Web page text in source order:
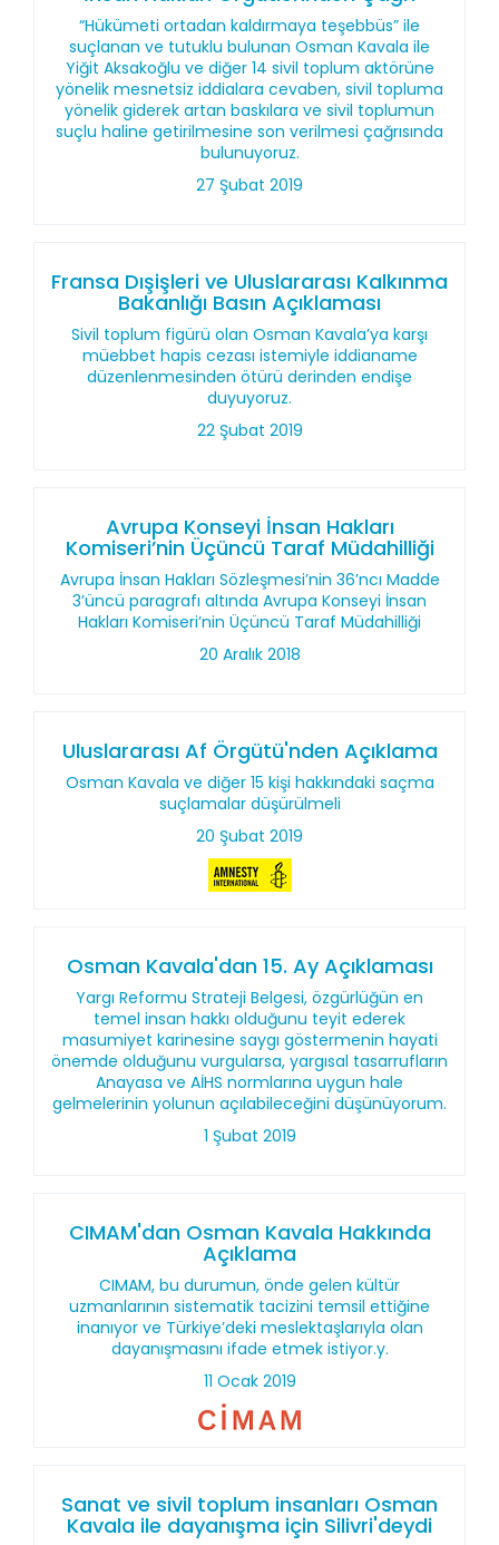
“Hükümeti ortadan kaldırmaya teşebbüs” ile
suçlanan ve tutuklu bulunan Osman Kavala ile
Yiğit Aksakoğlu ve diğer 14 sivil toplum aktörüne
yönelik mesnetsiz iddialara cevaben, sivil topluma
yönelik giderek artan baskılara ve sivil toplumun
suçlu haline getirilmesine son verilmesi çağrısında
bulunuyoruz.
27 Şubat 2019
Fransa Dışişleri ve Uluslararası Kalkınma
Bakanlığı Basın Açıklaması
Sivil toplum figürü olan Osman Kavala’ya karşı
müebbet hapis cezası istemiyle iddianame
düzenlenmesinden ötürü derinden endişe
duyuyoruz.
22 Şubat 2019
Avrupa Konseyi İnsan Hakları
Komiseri’nin Üçüncü Taraf Müdahilliği
Avrupa İnsan Hakları Sözleşmesi’nin 36’ncı Madde
3’üncü paragrafı altında Avrupa Konseyi İnsan
Hakları Komiseri’nin Üçüncü Taraf Müdahilliği
20 Aralık 2018
Uluslararası Af Örgütü'nden Açıklama
Osman Kavala ve diğer 15 kişi hakkındaki saçma
suçlamalar düşürülmeli
20 Şubat 2019
Osman Kavala'dan 15. Ay Açıklaması
Yargı Reformu Strateji Belgesi, özgürlüğün en
temel insan hakkı olduğunu teyit ederek
masumiyet karinesine saygı göstermenin hayati
önemde olduğunu vurgularsa, yargısal tasarrufların
Anayasa ve AİHS normlarına uygun hale
gelmelerinin yolunun açılabileceğini düşünüyorum.
1 Şubat 2019
CIMAM'dan Osman Kavala Hakkında
Açıklama
CIMAM, bu durumun, önde gelen kültür
uzmanlarının sistematik tacizini temsil ettiğine
inanıyor ve Türkiye’deki meslektaşlarıyla olan
dayanışmasını ifade etmek istiyor.y.
11 Ocak 2019
Sanat ve sivil toplum insanları Osman
Kavala ile dayanışma için Silivri'deydi